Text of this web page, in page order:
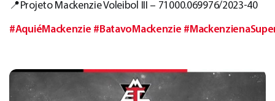
📍Projeto Mackenzie Voleibol III – 71000.069976/2023-40
#AquiéMackenzie #BatavoMackenzie